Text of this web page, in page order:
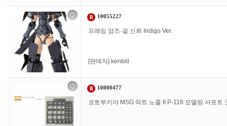
10055227
프레임 암즈·걸 신뢰 Indigo Ver.
[판매자] kenbill
10000477
코토부키야 MSG 덕트 노즐 II P-116 모델링 서포트